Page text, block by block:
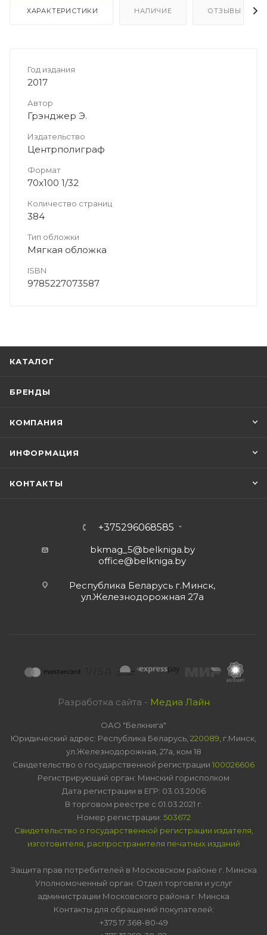
ХАРАКТЕРИСТИКИ НАЛИЧИЕ ОТЗЫВЫ
Год издания
2017
Автор
Грэнджер Э.
Издательство
Центрполиграф
Формат
70x100 1/32
Количество страниц
384
Тип обложки
Мягкая обложка
ISBN
9785227073587
КАТАЛОГ
БРЕНДЫ
КОМПАНИЯ
ИНФОРМАЦИЯ
КОНТАКТЫ
+375296068585
bkmag_5@belkniga.by
office@belkniga.by
Республика Беларусь г.Минск,
ул.Железнодорожная 27а
Разработка сайта - Медиа Лайн
ОАО "Белкнига"
Юридический адрес: Республика Беларусь, 220089 , г.Минск,
ул.Железнодорожная, 27а, ком 18
Свидетельство о государственной регистрации 100026606
Регистрирующий орган: Минский горисполком
Дата регистрации в ЕГР: 03.03.2006
В торговом реестре с 01.03.2021 г.
Номер регистрации: 503672
Свидетельство о государственной регистрации издателя,
изготовителя, распространителя печатных изданий
Защита прав потребителей в Московском районе г. Минска
Уполномоченный орган: Отдел торговли и услуг
администрации Московского района г. Минска
Контакты для обращений покупателей:
+375 17 368-80-49